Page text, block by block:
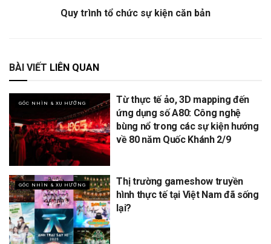
Quy trình tổ chức sự kiện căn bản
BÀI VIẾT LIÊN QUAN
GÓC NHÌN & XU HƯỚNG
Từ thực tế ảo, 3D mapping đến
ứng dụng số A80: Công nghệ
bùng nổ trong các sự kiện hướng
về 80 năm Quốc Khánh 2/9
GÓC NHÌN & XU HƯỚNG
Thị trường gameshow truyền
hình thực tế tại Việt Nam đã sống
lại?